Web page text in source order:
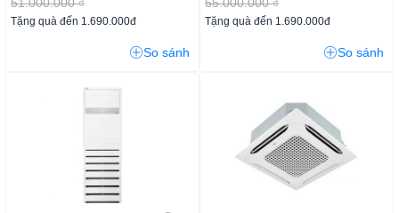
51.000.000 ₫
Tặng quà đến 1.690.000đ
So sánh
55.000.000 ₫
Tặng quà đến 1.690.000đ
So sánh